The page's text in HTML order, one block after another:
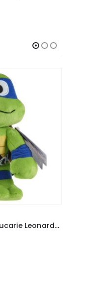
Țestoasele Ninja – Jucarie Leonardo de pluș